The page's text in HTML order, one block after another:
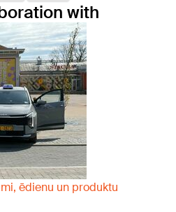
with
ēdienu un produktu